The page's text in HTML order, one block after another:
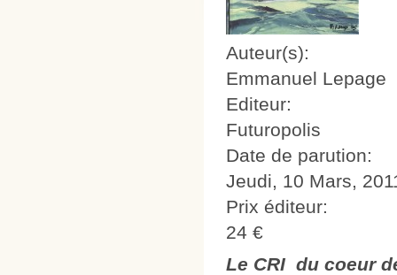
Auteur(s):
Emmanuel Lepage
Editeur:
Futuropolis
Date de parution:
Jeudi, 10 Mars,
Prix éditeur:
24 €
Le CRI du coeur